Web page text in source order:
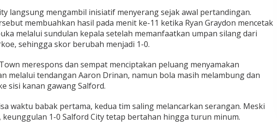
langsung mengambil inisiatif menyerang sejak awal pertandingan.
membuahkan hasil pada menit ke-11 ketika Ryan Graydon mencetak
melalui sundulan kepala setelah memanfaatkan umpan silang dari
sehingga skor berubah menjadi 1-0.
merespons dan sempat menciptakan peluang menyamakan
melalui tendangan Aaron Drinan, namun bola masih melambung dan
sisi kanan gawang Salford.
waktu babak pertama, kedua tim saling melancarkan serangan. Meski
keunggulan 1-0 Salford City tetap bertahan hingga turun minum.